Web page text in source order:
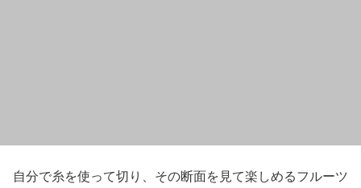
自分で糸を使って切り、その断面を見て楽しめるフルーツ